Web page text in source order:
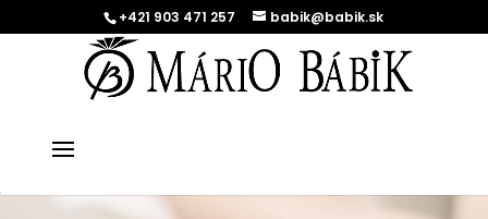
+421 903 471 257 babik@babik.sk